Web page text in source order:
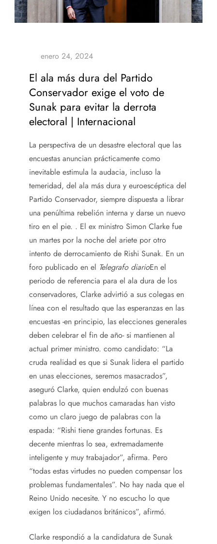
El ala más dura del Partido
Conservador exige el voto de
Sunak para evitar la derrota
electoral | Internacional
La perspectiva de un desastre electoral que las
encuestas anuncian prácticamente como
inevitable estimula la audacia, incluso la
temeridad, del ala más dura y euroescéptica del
Partido Conservador, siempre dispuesta a librar
una penúltima rebelión interna y darse un nuevo
tiro en el pie. . El ex ministro Simon Clarke fue
un martes por la noche del ariete por otro
intento de derrocamiento de Rishi Sunak. En un
foro publicado en el Telegrafo diarioEn el
periodo de referencia para el ala dura de los
conservadores, Clarke advirtió a sus colegas en
línea con el resultado que las esperanzas en las
encuestas -en principio, las elecciones generales
deben celebrar el fin de año- si mantienen al
actual primer ministro. como candidato: “La
cruda realidad es que si Sunak lidera el partido
en unas elecciones, seremos masacrados”,
aseguró Clarke, quien endulzó con buenas
palabras lo que muchos camaradas han visto
como un claro juego de palabras con la
espada: “Rishi tiene grandes fortunas. Es
decente mientras lo sea, extremadamente
inteligente y muy trabajador”, afirma. Pero
“todas estas virtudes no pueden compensar los
problemas fundamentales”. No hay nada que el
Reino Unido necesite. Y no escucho lo que
exigen los ciudadanos británicos”, afirmó.
Clarke respondió a la candidatura de Sunak